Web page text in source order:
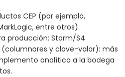
CEP (por ejemplo,
entre otros).
producción: Storm/S4.
(columnares y clave-valor): más
analítico a la bodega